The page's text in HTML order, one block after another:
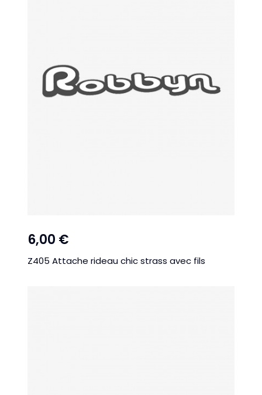
6,00 €
Z405 Attache rideau chic strass avec fils